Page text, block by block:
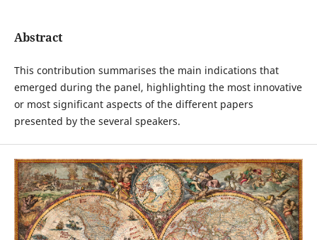
Abstract
This contribution summarises the main indications that
emerged during the panel, highlighting the most innovative
or most significant aspects of the different papers
presented by the several speakers.